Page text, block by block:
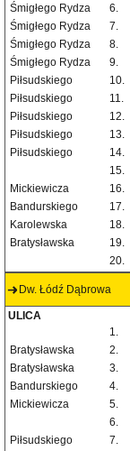
Śmigłego Rydza
6.
Śmigłego Rydza
7.
Śmigłego Rydza
8.
Śmigłego Rydza
9.
Piłsudskiego
10.
Piłsudskiego
11.
Piłsudskiego
12.
Piłsudskiego
13.
Piłsudskiego
14.
15.
Mickiewicza
16.
Bandurskiego
17.
Karolewska
18.
Bratysławska
19.
20.
Dw. Łódź Dąbrowa
ULICA
1.
Bratysławska
2.
Bratysławska
3.
Bandurskiego
4.
Mickiewicza
5.
6.
Piłsudskiego
7.